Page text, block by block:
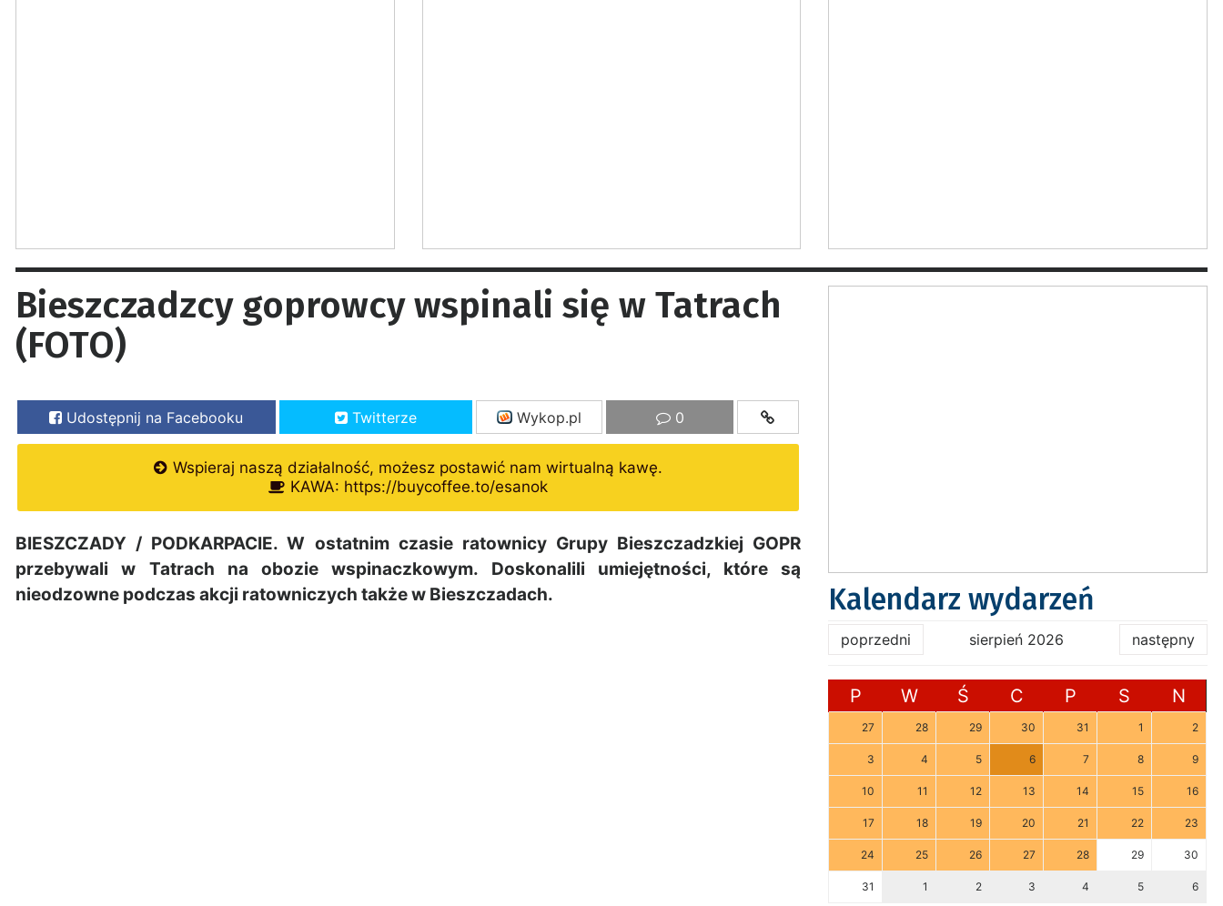
Bieszczadzcy goprowcy wspinali się w Tatrach
(FOTO)
Udostępnij na Facebooku Twitterze Wykop.pl 0
Wspieraj naszą działalność, możesz postawić nam wirtualną kawę.
KAWA: https://buycoffee.to/esanok
BIESZCZADY / PODKARPACIE. W ostatnim czasie ratownicy Grupy Bieszczadzkiej GOPR
przebywali w Tatrach na obozie wspinaczkowym. Doskonalili umiejętności, które są
nieodzowne podczas akcji ratowniczych także w Bieszczadach.
Kalendarz wydarzeń
poprzedni sierpień 2026 następny
P W Ś C P S N
27 28 29 30 31 1 2
3 4 5 6 7 8 9
10 11 12 13 14 15 16
17 18 19 20 21 22 23
24 25 26 27 28 29 30
31 1 2 3 4 5 6